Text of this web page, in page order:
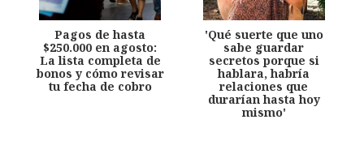
Pagos de hasta
$250.000 en agosto:
La lista completa de
bonos y cómo revisar
tu fecha de cobro
'Qué suerte que uno
sabe guardar
secretos porque si
hablara, habría
relaciones que
durarían hasta hoy
mismo'